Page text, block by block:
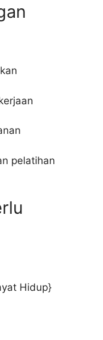
pelatihan
Hidup}